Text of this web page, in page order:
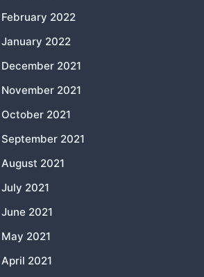
February 2022
January 2022
December 2021
November 2021
October 2021
September 2021
August 2021
July 2021
June 2021
May 2021
April 2021